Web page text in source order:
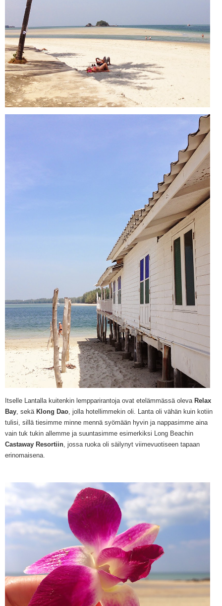
Itselle Lantalla kuitenkin lempparirantoja ovat etelämmässä oleva Relax
Bay, sekä Klong Dao, jolla hotellimmekin oli. Lanta oli vähän kuin kotiin
tulisi, sillä tiesimme minne mennä syömään hyvin ja nappasimme aina
vain tuk tukin allemme ja suuntasimme esimerkiksi Long Beachin
Castaway Resortiin, jossa ruoka oli säilynyt viimevuotiseen tapaan
erinomaisena.